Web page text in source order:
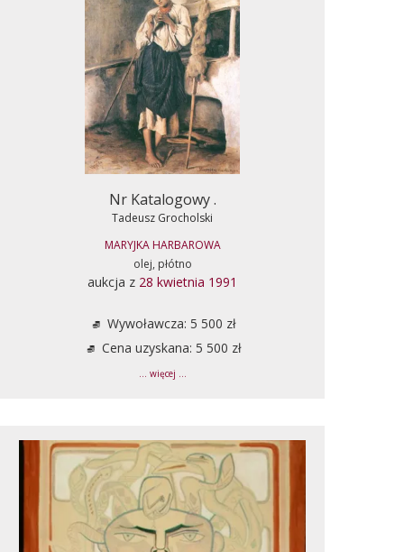
Nr Katalogowy .
Tadeusz Grocholski
MARYJKA HARBAROWA
olej, płótno
aukcja z 28 kwietnia 1991
Wywoławcza: 5 500 zł
Cena uzyskana: 5 500 zł
... więcej ...